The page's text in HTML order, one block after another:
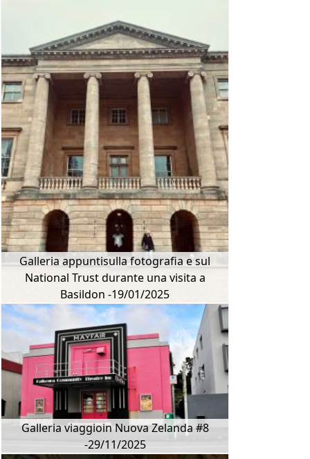
Galleria appuntisulla fotografia e sul
National Trust durante una visita a
Basildon -19/01/2025
Galleria viaggioin Nuova Zelanda #8
-29/11/2025